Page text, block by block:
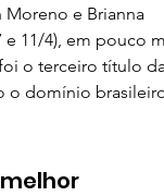
e Brianna
e 11/4), em pouco
o terceiro título
o domínio